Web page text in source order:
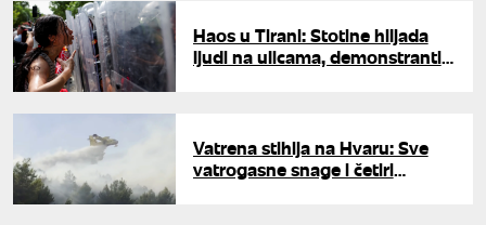
Haos u Tirani: Stotine hiljada
ljudi na ulicama, demonstranti
Vatrena stihija na Hvaru: Sve
vatrogasne snage i četiri